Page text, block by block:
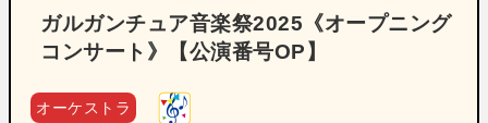
ガルガンチュア音楽祭2025《オープニング
コンサート》【公演番号OP】
オーケストラ